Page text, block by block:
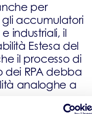
per
accumulatori
industriali, il
Estesa del
il processo di
dei RPA debba
analoghe a